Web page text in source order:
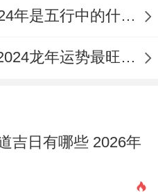
作,处理家庭得差异种
责还有技能 ,在各
协作;共同维护家庭
2024什么生肖年，2024年是五行中的什么生肖年份
2024年最旺的生肖，2024龙年运势最旺的4个生肖
吉日有哪些 2026年